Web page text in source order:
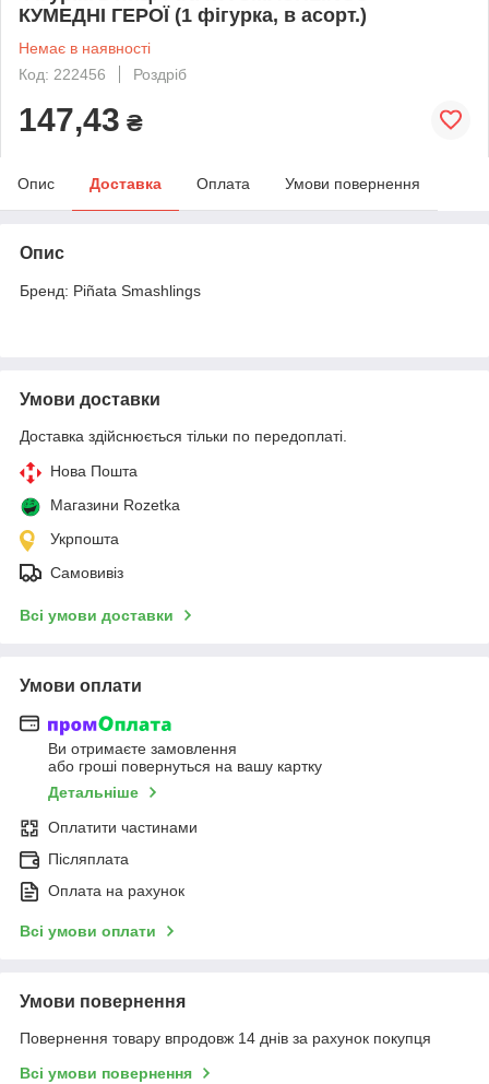
КУМЕДНІ ГЕРОЇ (1 фігурка, в асорт.)
Немає в наявності
Код: 222456
Роздріб
147,43 ₴
Опис Доставка Оплата Умови повернення
Опис
Бренд: Piñata Smashlings
Умови доставки
Доставка здійснюється тільки по передоплаті.
Нова Пошта
Магазини Rozetka
Укрпошта
Самовивіз
Всі умови доставки
Умови оплати
Ви отримаєте замовлення
або гроші повернуться на вашу картку
Детальніше
Оплатити частинами
Післяплата
Оплата на рахунок
Всі умови оплати
Умови повернення
Повернення товару впродовж 14 днів за рахунок покупця
Всі умови повернення